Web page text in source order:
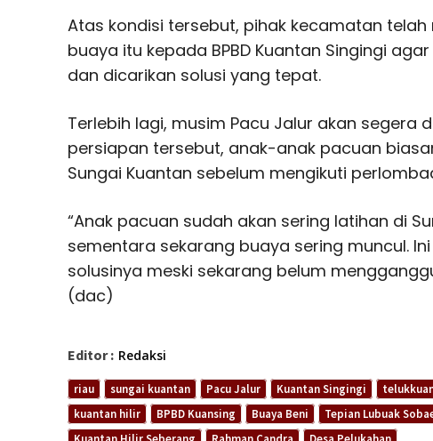
Atas kondisi tersebut, pihak kecamatan
buaya itu kepada BPBD Kuantan Singingi
dan dicarikan solusi yang tepat.
Terlebih lagi, musim Pacu Jalur akan segera
persiapan tersebut, anak-anak pacuan
Sungai Kuantan sebelum mengikuti
“Anak pacuan sudah akan sering latihan di
sementara sekarang buaya sering muncul.
solusinya meski sekarang belum
(dac)
Editor : Redaksi
riau sungai kuantan Pacu Jalur Kuantan Singingi
kuantan hilir
BPBD Kuansing Buaya Beni Tepian Lubuak